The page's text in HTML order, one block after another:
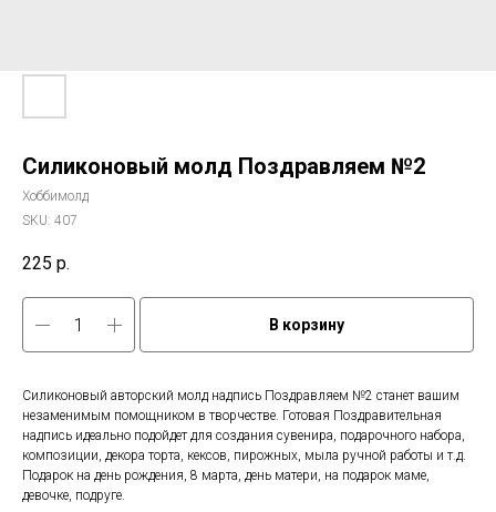
Силиконовый молд Поздравляем №2
Хоббимолд
SKU: 407
225 р.
В корзину
Силиконовый авторский молд надпись Поздравляем №2 станет вашим
незаменимым помощником в творчестве. Готовая Поздравительная
надпись идеально подойдет для создания сувенира, подарочного набора,
композиции, декора торта, кексов, пирожных, мыла ручной работы и т.д.
Подарок на день рождения, 8 марта, день матери, на подарок маме,
девочке, подруге.